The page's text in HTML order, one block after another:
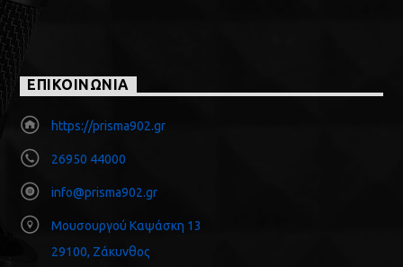
ΕΠΙΚΟΙΝΩΝΙΑ
https://prisma902.gr
26950 44000
info@prisma902.gr
Μουσουργού Καψάσκη 13
29100, Ζάκυνθος